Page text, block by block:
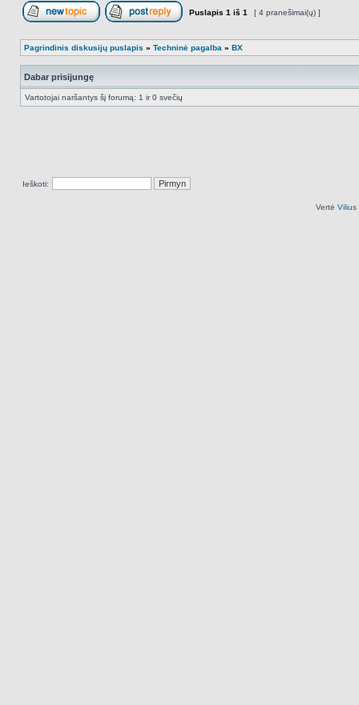
Puslapis 1 iš 1 [ 4 pranešimai(ų) ]
Pagrindinis diskusijų puslapis » Techninė pagalba » BX
Dabar prisijungę
Vartotojai naršantys šį forumą: 1 ir 0 svečių
Ieškoti:
Vertė Vilius